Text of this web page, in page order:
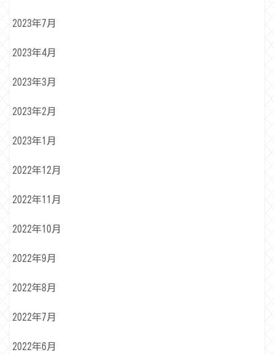
2023年7月
2023年4月
2023年3月
2023年2月
2023年1月
2022年12月
2022年11月
2022年10月
2022年9月
2022年8月
2022年7月
2022年6月